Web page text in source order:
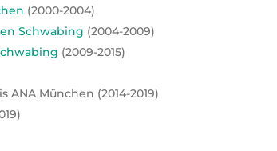
(2000-2004)
Schwabing (2004-2009)
(2009-2015)
München (2014-2019)